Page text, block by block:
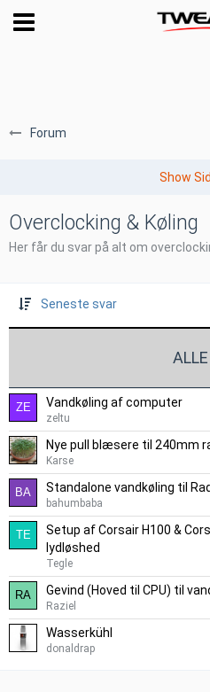
Forum
Overclocking & Køling
Her får du svar på alt om
Seneste svar
Vandkøling af computer
zeltu
Nye pull blæsere til 240mm
Karse
Standalone vandkøling til
bahumbaba
Setup af Corsair H100 &
lydløshed
Tegle
Gevind (Hoved til CPU) til
Raziel
Wasserkühl
donaldrap